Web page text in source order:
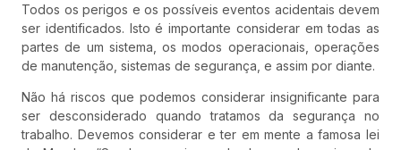
Todos os perigos e os possíveis eventos acidentais devem
ser identificados. Isto é importante considerar em todas as
partes de um sistema, os modos operacionais, operações
de manutenção, sistemas de segurança, e assim por diante.
Não há riscos que podemos considerar insignificante para
ser desconsiderado quando tratamos da segurança no
trabalho. Devemos considerar e ter em mente a famosa lei